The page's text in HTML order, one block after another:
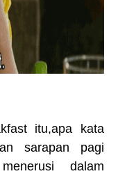
itu,apa kata
sarapan pagi
menerusi dalam